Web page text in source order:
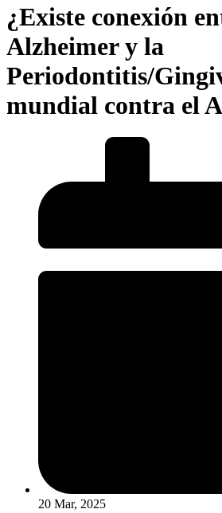
¿Existe conexión
Alzheimer y la
Periodontitis/
mundial contra el
20 Mar, 2025